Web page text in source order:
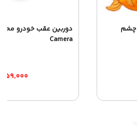
دوربین عقب خودرو محافظ پلاک AHD چشم
Camera